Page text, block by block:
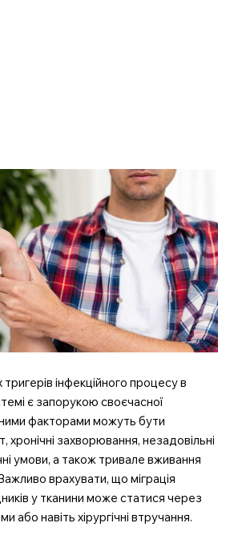
інфекційного процесу в
є запорукою своєчасної
факторами можуть бути
хронічні захворювання, незадовільні
умови, а також тривале вживання
врахувати, що міграція
у тканини може статися через
або навіть хірургічні втручання.